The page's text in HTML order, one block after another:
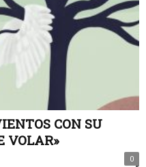
CON SU
VOLAR»
0